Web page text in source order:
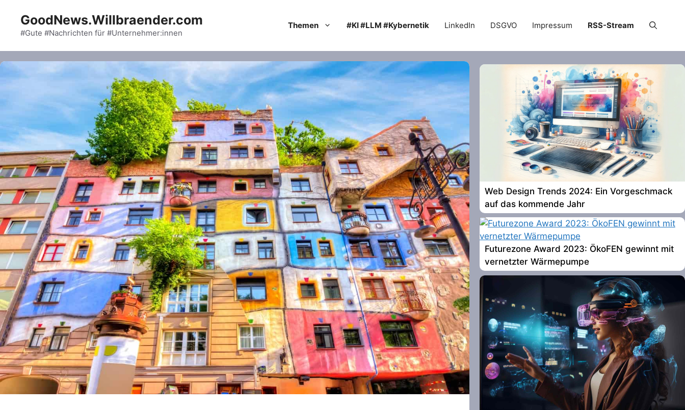
content
GoodNews.Willbraender.com
#Gute #Nachrichten für #Unternehmer:innen
Themen #KI #LLM #Kybernetik LinkedIn DSGVO Impressum RSS-Stream
Web Design Trends 2024: Ein Vorgeschmack
auf das kommende Jahr
Futurezone Award 2023: ÖkoFEN gewinnt mit
vernetzter Wärmepumpe